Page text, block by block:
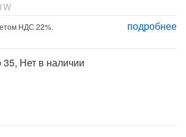
подробнее
НДС 22%.
35, Нет в наличии